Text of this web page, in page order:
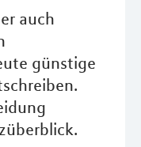
auch
günstige